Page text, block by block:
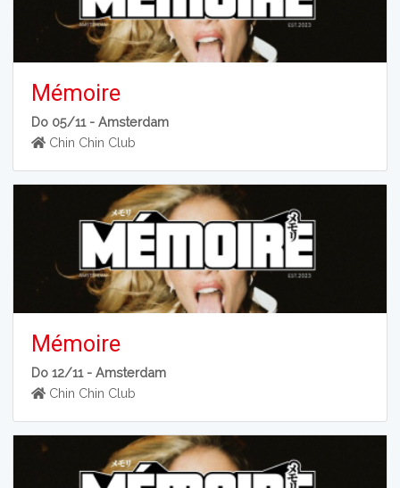
Mémoire
Do 05/11 -Amsterdam
Chin Chin Club
Mémoire
Do 12/11 -Amsterdam
Chin Chin Club